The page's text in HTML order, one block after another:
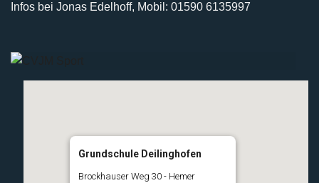
Infos bei Jonas Edelhoff, Mobil: 01590 6135997
Grundschule Deilinghofen
Brockhauser Weg 30 - Hemer